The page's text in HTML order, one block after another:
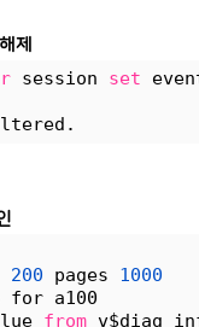
제
session set
200 pages 1000
for a100
from